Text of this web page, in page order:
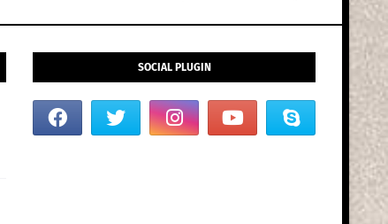
SOCIAL PLUGIN